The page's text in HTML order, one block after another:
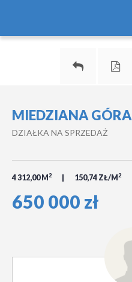
MIEDZIANA GÓRA
DZIAŁKA NA SPRZEDAŻ
4 312,00 M 2 150,74 ZŁ/M 2
650 000 zł